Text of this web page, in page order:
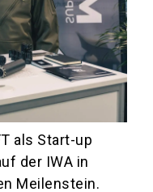
als Start-up
der IWA in
Meilenstein.